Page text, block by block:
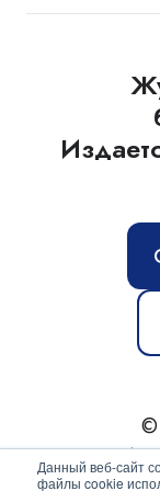
Данный веб-сайт
файлы cookie
©
Новости|